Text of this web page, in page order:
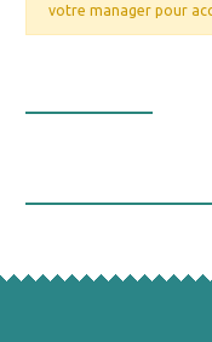
votre manager pour